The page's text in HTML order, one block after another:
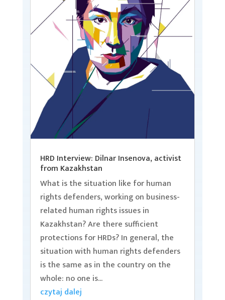
HRD Interview: Dilnar Insenova, activist
from Kazakhstan
What is the situation like for human
rights defenders, working on business-
related human rights issues in
Kazakhstan? Are there sufficient
protections for HRDs? In general, the
situation with human rights defenders
is the same as in the country on the
whole: no one is...
czytaj dalej